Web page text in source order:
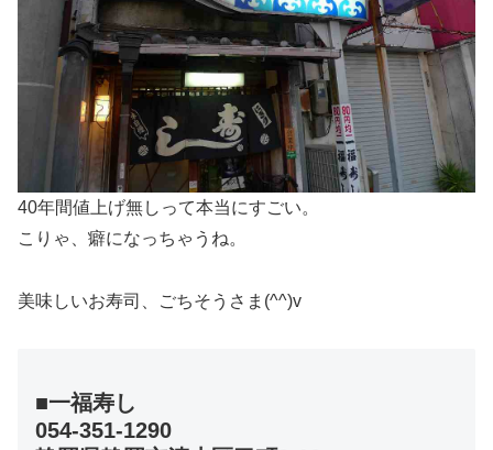
40年間値上げ無しって本当にすごい。
こりゃ、癖になっちゃうね。
美味しいお寿司、ごちそうさま(^^)v
■一福寿し
054-351-1290